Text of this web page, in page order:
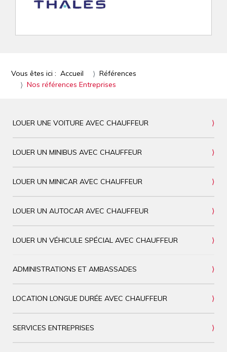
Vous êtes ici : Accueil
Références
Nos références Entreprises
LOUER UNE VOITURE AVEC CHAUFFEUR
LOUER UN MINIBUS AVEC CHAUFFEUR
LOUER UN MINICAR AVEC CHAUFFEUR
LOUER UN AUTOCAR AVEC CHAUFFEUR
LOUER UN VÉHICULE SPÉCIAL AVEC CHAUFFEUR
ADMINISTRATIONS ET AMBASSADES
LOCATION LONGUE DURÉE AVEC CHAUFFEUR
SERVICES ENTREPRISES